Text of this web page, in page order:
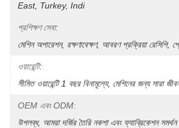
East, Turkey, Indi
প্রশিক্ষণ সেবা:
মেশিন অপারেশন, রক্ষণাবেক্ষণ, আবরণ প্রক্রিয়া রেসিপি,
ওয়ারেন্টি:
সীমিত ওয়ারেন্টি 1 বছর বিনামূল্যে, মেশিনের জন্য সারা
OEM এবং ODM:
উপলব্ধ, আমরা দর্জির তৈরি নকশা এবং ফ্যাব্রিকেশন সমর্থন